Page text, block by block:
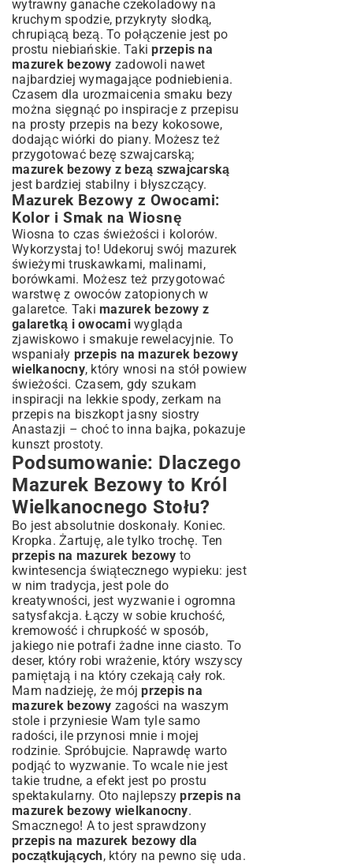
wytrawny ganache czekoladowy na
kruchym spodzie, przykryty słodką,
chrupiącą bezą. To połączenie jest po
prostu niebiańskie. Takiprzepis na
mazurek bezowy zadowoli nawet
najbardziej wymagające podniebienia.
Czasem dla urozmaicenia smaku bezy
można sięgnąć po inspiracje z przepisu
na prosty przepis na bezy kokosowe,
dodając wiórki do piany. Możesz też
przygotować bezę szwajcarską;
mazurek bezowy z bezą szwajcarską
jest bardziej stabilny i błyszczący.
Mazurek Bezowy z Owocami:
Kolor i Smak na Wiosnę
Wiosna to czas świeżości i kolorów.
Wykorzystaj to! Udekoruj swój mazurek
świeżymi truskawkami, malinami,
borówkami. Możesz też przygotować
warstwę z owoców zatopionych w
galaretce. Taki mazurek bezowy z
galaretką i owocamiwygląda
zjawiskowo i smakuje rewelacyjnie. To
wspaniały przepis na mazurek bezowy
wielkanocny, który wnosi na stół powiew
świeżości. Czasem, gdy szukam
inspiracji na lekkie spody, zerkam na
przepis na biszkopt jasny siostry
Anastazji – choć to inna bajka, pokazuje
kunszt prostoty.
Podsumowanie: Dlaczego
Mazurek Bezowy to Król
Wielkanocnego Stołu?
Bo jest absolutnie doskonały. Koniec.
Kropka. Żartuję, ale tylko trochę. Ten
przepis na mazurek bezowy to
kwintesencja świątecznego wypieku: jest
w nim tradycja, jest pole do
kreatywności, jest wyzwanie i ogromna
satysfakcja. Łączy w sobie kruchość,
kremowość i chrupkość w sposób,
jakiego nie potrafi żadne inne ciasto. To
deser, który robi wrażenie, który wszyscy
pamiętają i na który czekają cały rok.
Mam nadzieję, że mójprzepis na
mazurek bezowy zagości na waszym
stole i przyniesie Wam tyle samo
radości, ile przynosi mnie i mojej
rodzinie. Spróbujcie. Naprawdę warto
podjąć to wyzwanie. To wcale nie jest
takie trudne, a efekt jest po prostu
spektakularny. Oto najlepszyprzepis na
mazurek bezowy wielkanocny.
Smacznego! A to jest sprawdzony
przepis na mazurek bezowy dla
początkujących, który na pewno się uda.